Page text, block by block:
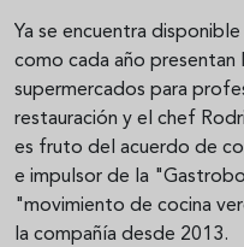
Ya se encuentra
como cada año presentan
supermercados para
restauración y el chef
es fruto del acuerdo de
e impulsor de la
"movimiento de cocina
la compañía desde 2013.